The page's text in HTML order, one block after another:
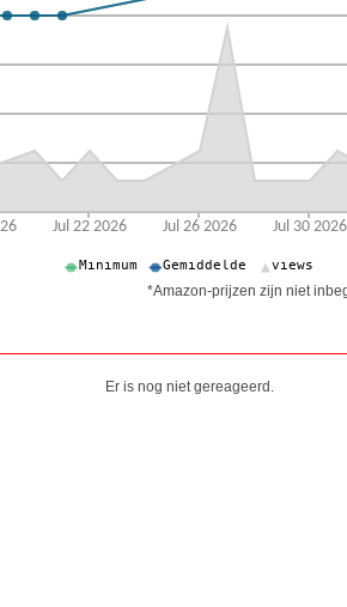
*Amazon-prijzen zijn niet
Er is nog niet gereageerd.